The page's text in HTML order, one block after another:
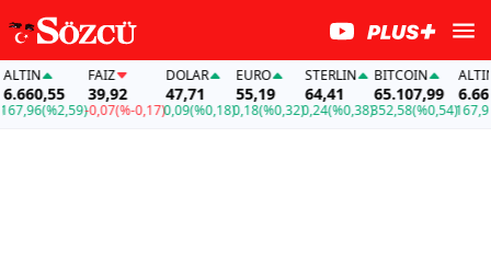
(%2,59)
FAİZ
39,92
-0,07(%-0,17)
DOLAR
47,71
0,09(%0,18)
EURO
55,19
0,18(%0,32)
STERLIN
64,41
0,24(%0,38)
BITCOIN
65.107,99
352,58(%0,54)
ALTIN
167,96